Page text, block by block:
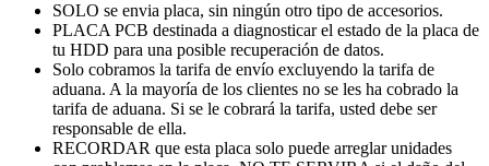
SOLO se envia placa, sin ningún otro tipo de accesorios.
PLACA PCB destinada a diagnosticar el estado de la placa de
tu HDD para una posible recuperación de datos.
Solo cobramos la tarifa de envío excluyendo la tarifa de
aduana. A la mayoría de los clientes no se les ha cobrado la
tarifa de aduana. Si se le cobrará la tarifa, usted debe ser
responsable de ella.
RECORDAR que esta placa solo puede arreglar unidades